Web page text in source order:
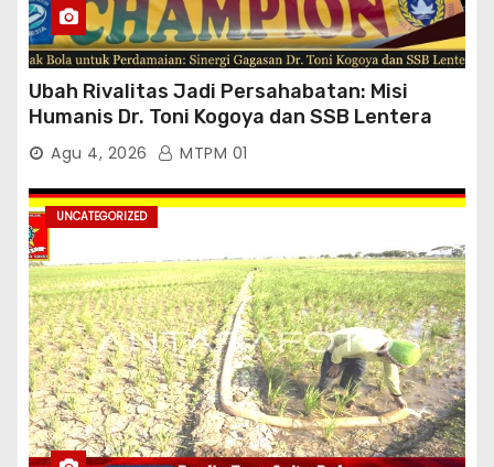
Ubah Rivalitas Jadi Persahabatan: Misi
Humanis Dr. Toni Kogoya dan SSB Lentera
TimurAgu 4, 2026 MTPM 01
UNCATEGORIZED